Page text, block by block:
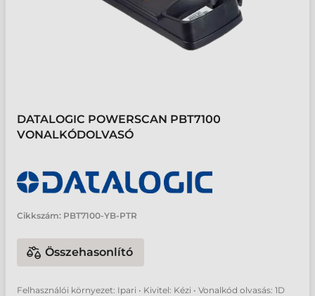
DATALOGIC POWERSCAN PBT7100
VONALKÓDOLVASÓ
Cikkszám: PBT7100-YB-PTR
Összehasonlító
Felhasználói környezet: Ipari • Kivitel: Kézi • Vonalkód olvasás: 1D